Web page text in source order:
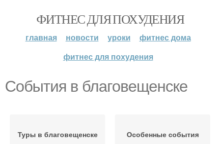
ФИТНЕС ДЛЯ ПОХУДЕНИЯ
главная новости уроки
фитнес дома
фитнес для похудения
События в благовещенске
Туры в благовещенске Особенные события